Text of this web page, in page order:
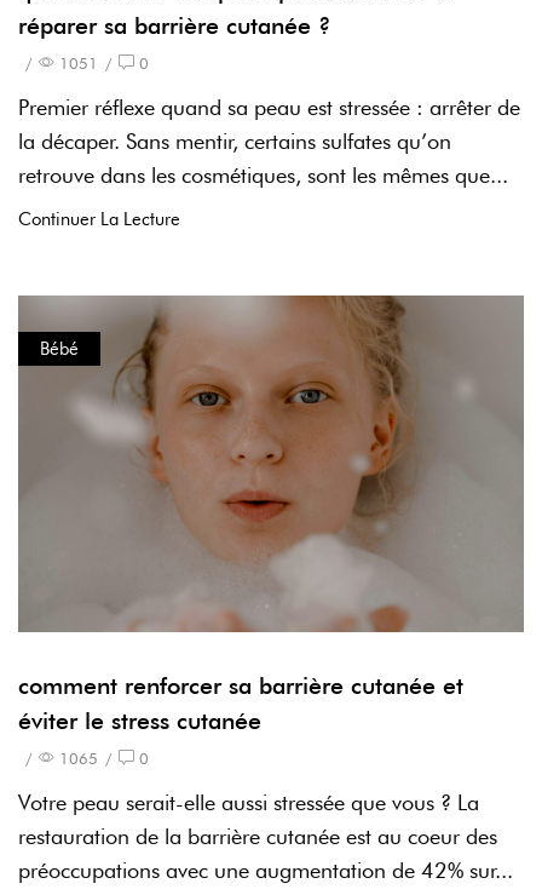
réparer sa barrière cutanée ?
/ 1051 / 0
Premier réflexe quand sa peau est stressée : arrêter de
la décaper. Sans mentir, certains sulfates qu’on
retrouve dans les cosmétiques, sont les mêmes que...
Continuer La Lecture
Bébé
comment renforcer sa barrière cutanée et
éviter le stress cutanée
/ 1065 / 0
Votre peau serait-elle aussi stressée que vous ? La
restauration de la barrière cutanée est au coeur des
préoccupations avec une augmentation de 42% sur...